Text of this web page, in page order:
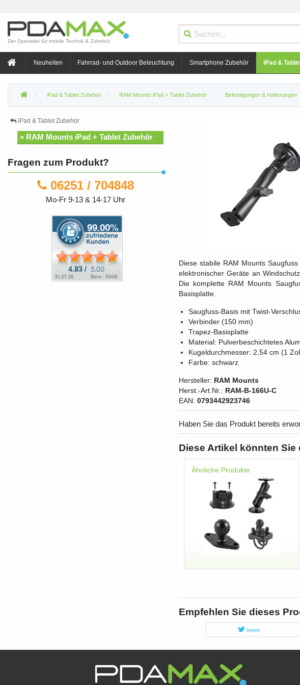
Der Spezialist für mobile Technik & Zubehör
Neuheiten Fahrrad- und Outdoor Beleuchtung Smartphone Zubehör iPad &
iPad & Tablet Zubehör RAM Mounts iPad + Tablet Zubehör Befestigungen & Halterungen
Diese stabile RAM Mounts
elektronischer Geräte an
Die komplette RAM Mounts
Basisplatte.
Saugfuss-Basis mit Twist-
Verbinder (150 mm)
Trapez-Basisplatte
Material: Pulverbeschichtetes
Kugeldurchmesser: 2,54 cm (1
Farbe: schwarz
Hersteller: RAM Mounts
Herst.-Art.Nr.: RAM-B-166U-C
EAN: 0793442923746
Haben Sie das Produkt bereits
Diese Artikel könnten
Ähnliche Produkte
Empfehlen Sie dieses
tweet
iPad & Tablet Zubehör
» RAM Mounts iPad + Tablet Zubehör
Fragen zum Produkt?
06251 / 704848
Mo-Fr 9-13 & 14-17 Uhr